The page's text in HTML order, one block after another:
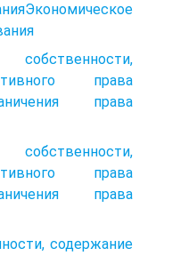
права
права
права
права
содержание